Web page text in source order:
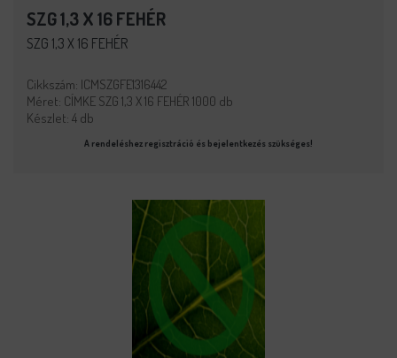
SZG 1,3 X 16 FEHÉR
SZG 1,3 X 16 FEHÉR
Cikkszám: ICMSZGFE1316442
Méret: CÍMKE SZG 1,3 X 16 FEHÉR 1000 db
Készlet: 4 db
A rendeléshez regisztráció és bejelentkezés szükséges!